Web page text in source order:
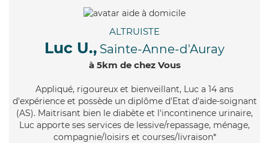
ALTRUISTE
Luc U., Sainte-Anne-d'Auray
à 5km de chez Vous
Appliqué, rigoureux et bienveillant, Luc a 14 ans
d'expérience et possède un diplôme d'Etat d'aide-soignant
(AS). Maitrisant bien le diabète et l'incontinence urinaire,
Luc apporte ses services de lessive/repassage, ménage,
compagnie/loisirs et courses/livraison*